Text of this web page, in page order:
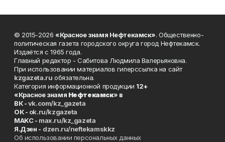
© 2015-2026 «Красное знамя Нефтекамск». Общественно-
политическая газета городского округа город Нефтекамск.
Издаётся с 1965 года.
Главный редактор - Сабитова Людмила Валерьяновна.
При использовании материалов гиперссылка на сайт
kzgazeta.ru обязательна.
Категория информационной продукции 12+
«Красное знамя Нефтекамск» в
ВК -vk.com/kz_gazeta
ОК - ok.ru/kzgazeta
MAKC - max.ru/kz_gazeta
Я.Дзен - dzen.ru/neftekamskkz
Об использовании персональных данных